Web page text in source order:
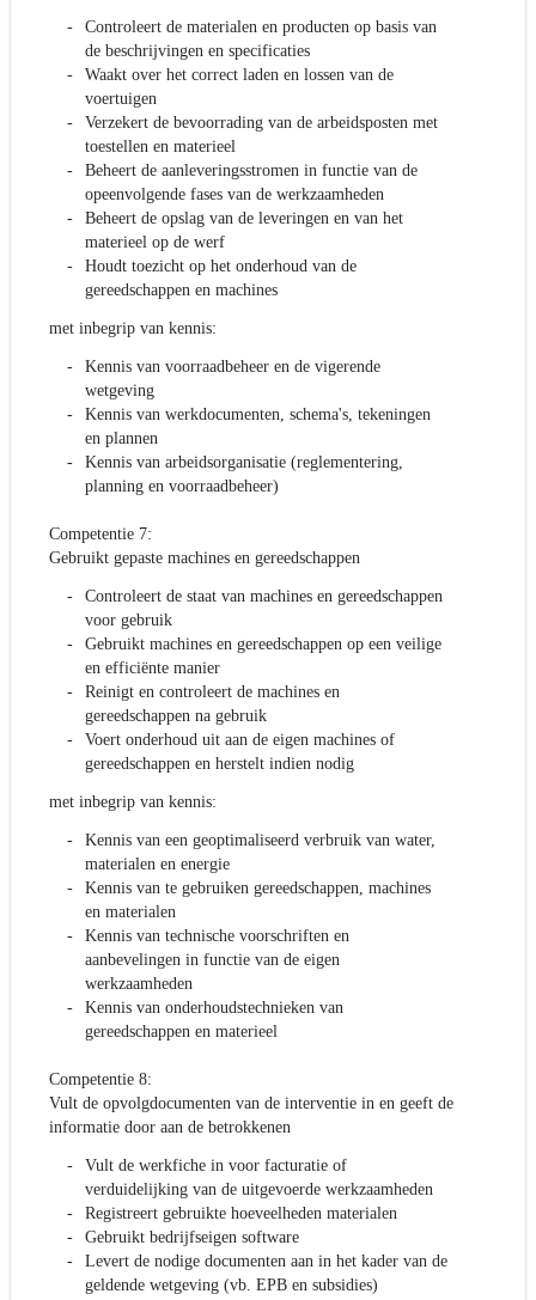
Controleert de materialen en producten op basis van
de beschrijvingen en specificaties
Waakt over het correct laden en lossen van de
voertuigen
Verzekert de bevoorrading van de arbeidsposten met
toestellen en materieel
Beheert de aanleveringsstromen in functie van de
opeenvolgende fases van de werkzaamheden
Beheert de opslag van de leveringen en van het
materieel op de werf
Houdt toezicht op het onderhoud van de
gereedschappen en machines
met inbegrip van kennis:
Kennis van voorraadbeheer en de vigerende
wetgeving
Kennis van werkdocumenten, schema's, tekeningen
en plannen
Kennis van arbeidsorganisatie (reglementering,
planning en voorraadbeheer)
Competentie 7:
Gebruikt gepaste machines en gereedschappen
Controleert de staat van machines en gereedschappen
voor gebruik
Gebruikt machines en gereedschappen op een veilige
en efficiënte manier
Reinigt en controleert de machines en
gereedschappen na gebruik
Voert onderhoud uit aan de eigen machines of
gereedschappen en herstelt indien nodig
met inbegrip van kennis:
Kennis van een geoptimaliseerd verbruik van water,
materialen en energie
Kennis van te gebruiken gereedschappen, machines
en materialen
Kennis van technische voorschriften en
aanbevelingen in functie van de eigen
werkzaamheden
Kennis van onderhoudstechnieken van
gereedschappen en materieel
Competentie 8:
Vult de opvolgdocumenten van de interventie in en geeft de
informatie door aan de betrokkenen
Vult de werkfiche in voor facturatie of
verduidelijking van de uitgevoerde werkzaamheden
Registreert gebruikte hoeveelheden materialen
Gebruikt bedrijfseigen software
Levert de nodige documenten aan in het kader van de
geldende wetgeving (vb. EPB en subsidies)